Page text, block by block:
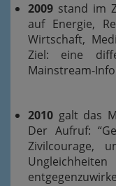
2009 stand im
auf Energie,
Wirtschaft,
Ziel: eine
Mainstream-
2010 galt das
Der Aufruf:
Zivilcourage,